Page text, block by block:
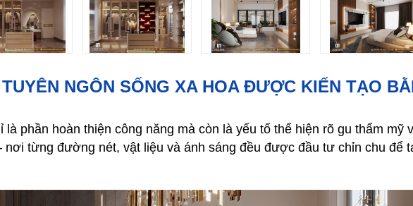
NGÔN SỐNG XA HOA ĐƯỢC KIẾN TẠO
phần hoàn thiện công năng mà còn là yếu tố thể hiện rõ gu thẩm mỹ
từng đường nét, vật liệu và ánh sáng đều được đầu tư chỉn chu để